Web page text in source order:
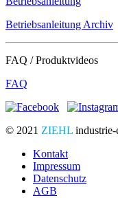
Betriebsanleitung Archiv
FAQ / Produktvideos
FAQ
© 2021 ZIEHL
Kontakt
Impressum
Datenschutz
AGB